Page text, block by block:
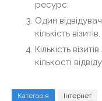
ресурс.
Один
кількість візитів.
Кількість
кількості
Категорія Інтернет